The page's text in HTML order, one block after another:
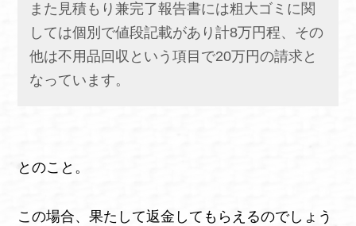
また見積もり兼完了報告書には粗大ゴミに関
しては個別で値段記載があり計8万円程、その
他は不用品回収という項目で20万円の請求と
なっています。
とのこと。
この場合、果たして返金してもらえるのでしょう